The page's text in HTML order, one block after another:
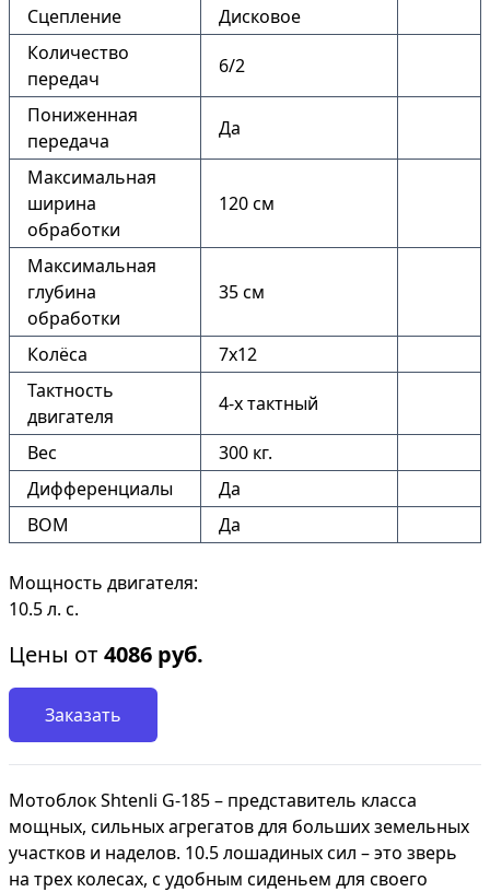
Сцепление
Дисковое
Количество
передач
6/2
Пониженная
передача
Да
Максимальная
ширина
обработки
120 см
Максимальная
глубина
обработки
35 см
Колёса
7х12
Тактность
двигателя
4-х тактный
Вес
300 кг.
Дифференциалы
Да
ВОМ
Да
Мощность двигателя:
10.5 л. с.
Цены от4086 руб.
Заказать
Мотоблок Shtenli G-185 – представитель класса
мощных, сильных агрегатов для больших земельных
участков и наделов. 10.5 лошадиных сил – это зверь
на трех колесах, с удобным сиденьем для своего